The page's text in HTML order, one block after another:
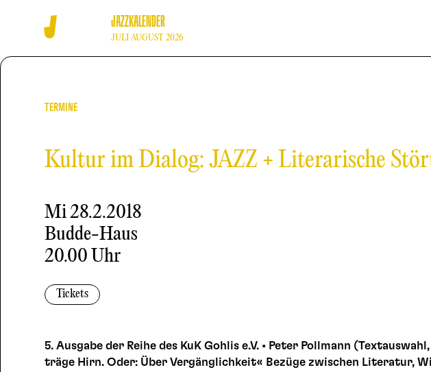
JAZZKALENDER
JULI AUGUST 2026
TERMINE
Kultur im Dialog: JAZZ + Literarische
Mi28.2.2018
Budde-Haus
20.00 Uhr
Tickets
5. Ausgabe der Reihe des KuK Gohlis e.V. • Peter Pollmann
träge Hirn. Oder: Über Vergänglichkeit« Bezüge zwischen Literatur,